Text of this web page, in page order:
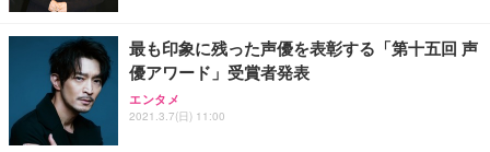
最も印象に残った声優を表彰する「第十五回 声
優アワード」受賞者発表
エンタメ
2021.3.7(日) 11:00